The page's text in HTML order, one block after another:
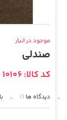
موجود در انبار
صندلی
کد کالا: 10106
دیدگاه ها ()